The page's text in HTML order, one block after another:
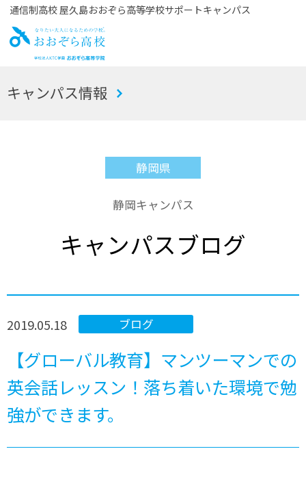
通信制高校 屋久島おおぞら高等学校サポートキャンパス
お
キャンパス情報
静岡県
静岡キャンパス
キャンパスブログ
ブログ
2019.05.18
【グローバル教育】マンツーマンでの
英会話レッスン！落ち着いた環境で勉
強ができます。